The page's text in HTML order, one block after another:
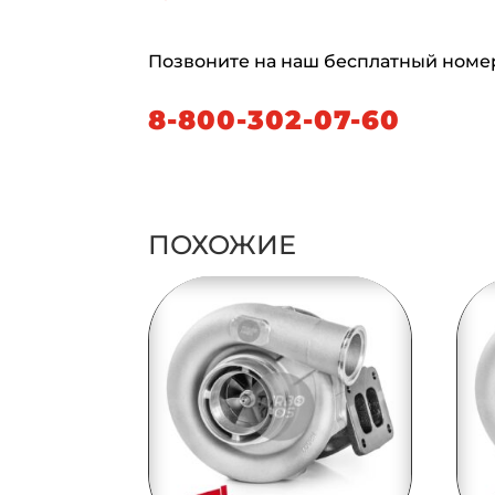
Позвоните на наш бесплатный
8-800-302-07-60
ПОХОЖИЕ